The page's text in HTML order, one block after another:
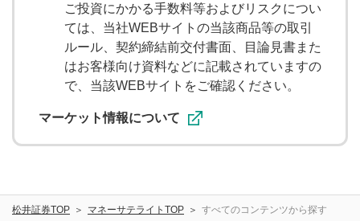
投資信託お客様サイト
投資信託アプリ
サービス・商品詳細
IPO(操作説明) 定期入金
ご投資にかかる手数料等およびリスクについ
ては、当社WEBサイトの当該商品等の取引
ルール、契約締結前交付書面、目論見書また
はお客様向け資料などに記載されていますの
で、当該WEBサイトをご確認ください。
マーケット情報について
松井証券TOP マネーサテライトTOP すべてのコンテンツから探す